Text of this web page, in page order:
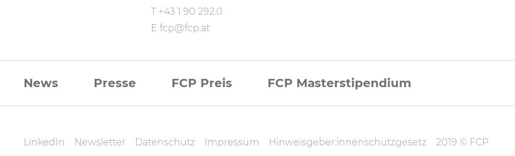
T +43 1 90 292.0
E fcp@fcp.at
FCP
Footernavigation
News Presse FCP Preis FCP Masterstipendium
FCP
LinkedIn Newsletter Datenschutz Impressum Hinweisgeber:innenschutzgesetz 2019 © FCP